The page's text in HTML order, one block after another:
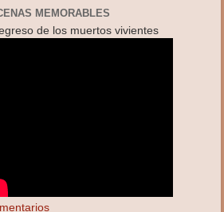
MEMORABLES
de los muertos vivientes